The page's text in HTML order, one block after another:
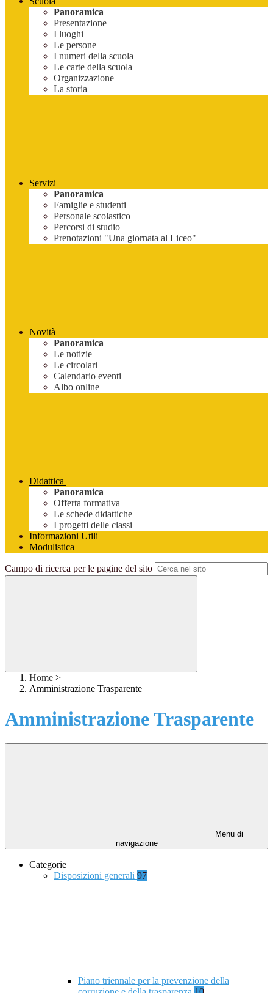
Panoramica
Presentazione
I luoghi
Le persone
I numeri della scuola
Le carte della scuola
Organizzazione
La storia
Servizi
Panoramica
Famiglie e studenti
Personale scolastico
Percorsi di studio
Prenotazioni "Una giornata al Liceo"
Novità
Panoramica
Le notizie
Le circolari
Calendario eventi
Albo online
Didattica
Panoramica
Offerta formativa
Le schede didattiche
I progetti delle classi
Informazioni Utili
Modulistica
Campo di ricerca per le pagine del sito
Home >
Amministrazione Trasparente
Amministrazione Trasparente
Menu di
navigazione
Categorie
Disposizioni generali 97
Piano triennale per la prevenzione della